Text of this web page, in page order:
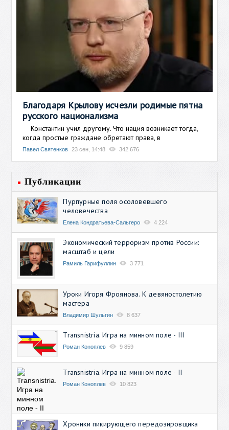
Благодаря Крылову исчезли родимые пятна
русского национализма
Константин учил другому. Что нация возникает тогда,
когда простые граждане обретают права, в
Павел Святенков 23 сен, 14:48 342 676
Публикации
Пурпурные поля осоловевшего
человечества
Елена Кондратьева-Сальгеро 4 224
Экономический терроризм против России:
масштаб и цели
Рамиль Гарифуллин 3 771
Уроки Игоря Фроянова. К девяностолетию
мастера
Владимир Шульгин 8 637
Transnistria. Игра на минном поле - III
Роман Коноплев 9 859
Transnistria. Игра на минном поле - II
Роман Коноплев 10 823
Хроники пикирующего передозировщика